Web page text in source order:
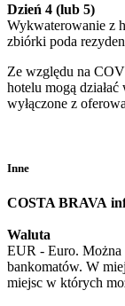
Dzień 4 (lub 5)
Wykwaterowanie z
zbiórki poda
Ze względu na
hotelu mogą
wyłączone z
Inne
COSTA BRAVA
Waluta
EUR - Euro. Można
bankomatów. W
miejsc w których